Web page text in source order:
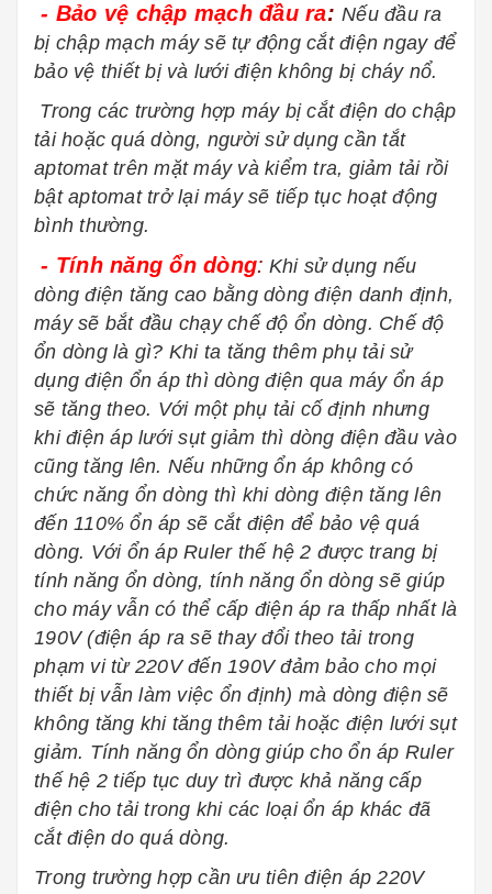
- Bảo vệ chập mạch đầu ra: Nếu đầu ra
bị chập mạch máy sẽ tự động cắt điện ngay để
bảo vệ thiết bị và lưới điện không bị cháy nổ.
Trong các trường hợp máy bị cắt điện do chập
tải hoặc quá dòng, người sử dụng cần tắt
aptomat trên mặt máy và kiểm tra, giảm tải rồi
bật aptomat trở lại máy sẽ tiếp tục hoạt động
bình thường.
- Tính năng ổn dòng: Khi sử dụng nếu
dòng điện tăng cao bằng dòng điện danh định,
máy sẽ bắt đầu chạy chế độ ổn dòng. Chế độ
ổn dòng là gì? Khi ta tăng thêm phụ tải sử
dụng điện ổn áp thì dòng điện qua máy ổn áp
sẽ tăng theo. Với một phụ tải cố định nhưng
khi điện áp lưới sụt giảm thì dòng điện đầu vào
cũng tăng lên. Nếu những ổn áp không có
chức năng ổn dòng thì khi dòng điện tăng lên
đến 110% ổn áp sẽ cắt điện để bảo vệ quá
dòng. Với ổn áp Ruler thế hệ 2 được trang bị
tính năng ổn dòng, tính năng ổn dòng sẽ giúp
cho máy vẫn có thể cấp điện áp ra thấp nhất là
190V (điện áp ra sẽ thay đổi theo tải trong
phạm vi từ 220V đến 190V đảm bảo cho mọi
thiết bị vẫn làm việc ổn định) mà dòng điện sẽ
không tăng khi tăng thêm tải hoặc điện lưới sụt
giảm. Tính năng ổn dòng giúp cho ổn áp Ruler
thế hệ 2 tiếp tục duy trì được khả năng cấp
điện cho tải trong khi các loại ổn áp khác đã
cắt điện do quá dòng.
Trong trường hợp cần ưu tiên điện áp 220V